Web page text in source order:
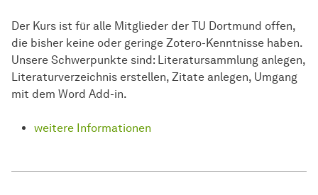
Der Kurs ist für alle Mitglieder der TU Dortmund offen,
die bisher keine oder geringe Zotero-Kenntnisse haben.
Unsere Schwerpunkte sind: Literatursammlung anlegen,
Literaturverzeichnis erstellen, Zitate anlegen, Umgang
mit dem Word Add-in.
weitere Informationen